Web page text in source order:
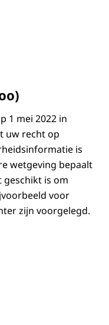
1 mei 2022 in
uw recht op
is
wetgeving bepaalt
is om
voor
zijn voorgelegd.